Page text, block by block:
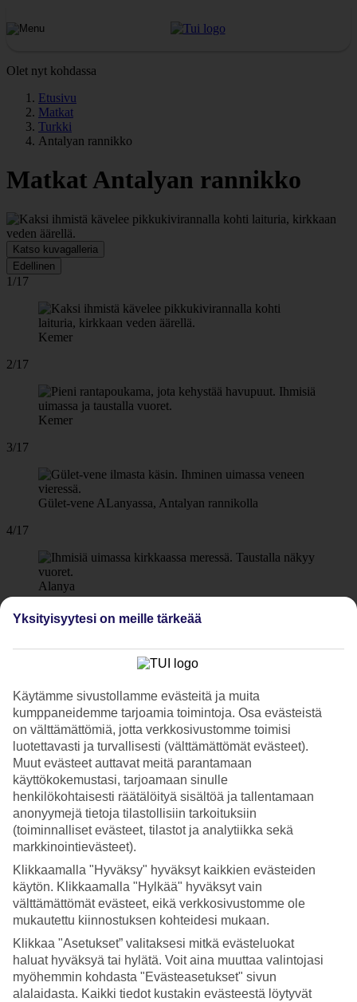
Olet nyt kohdassa
Etusivu
Matkat
Turkki
Antalyan rannikko
Matkat Antalyan rannikko
Katso kuvagalleria
Edellinen
1/17
Kemer
2/17
Kemer
3/17
Gület-vene ALanyassa, Antalyan rannikolla
4/17
Alanya
5/17
6/17
SIde
7/17
Turkkilaisia mezejä T
8/17
Moskeija Alanyassa
Belekissä on useita hienoja golfkenttiä.
Yksityisyytesi on meille tärkeää
Käytämme sivustollamme evästeitä ja muita
kumppaneidemme tarjoamia toimintoja. Osa evästeistä
on välttämättömiä, jotta verkkosivustomme toimisi
luotettavasti ja turvallisesti (välttämättömät evästeet).
Muut evästeet auttavat meitä parantamaan
käyttökokemustasi, tarjoamaan sinulle
henkilökohtaisesti räätälöityä sisältöä ja tallentamaan
anonyymejä tietoja tilastollisiin tarkoituksiin
(toiminnalliset evästeet, tilastot ja analytiikka sekä
markkinointievästeet).
Klikkaamalla "Hyväksy" hyväksyt kaikkien evästeiden
käytön. Klikkaamalla "Hylkää" hyväksyt vain
välttämättömät evästeet, eikä verkkosivustomme ole
mukautettu kiinnostuksen kohteidesi mukaan.
Klikkaa "Asetukset” valitaksesi mitkä evästeluokat
haluat hyväksyä tai hylätä. Voit aina muuttaa valintojasi
myöhemmin kohdasta "Evästeasetukset" sivun
alalaidasta. Kaikki tiedot kustakin evästeestä löytyvät